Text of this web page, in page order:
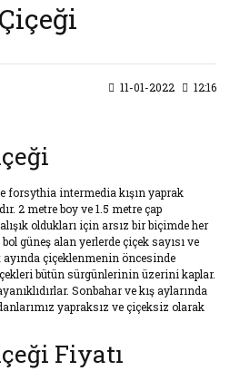
11-01-2022 12:16
forsythia intermedia kışın yaprak
2 metre boy ve 1.5 metre çap
oldukları için arsız bir biçimde her
güneş alan yerlerde çiçek sayısı ve
çiçeklenmenin öncesinde
bütün sürgünlerinin üzerini kaplar.
Sonbahar ve kış aylarında
yapraksız ve çiçeksiz olarak
Fiyatı